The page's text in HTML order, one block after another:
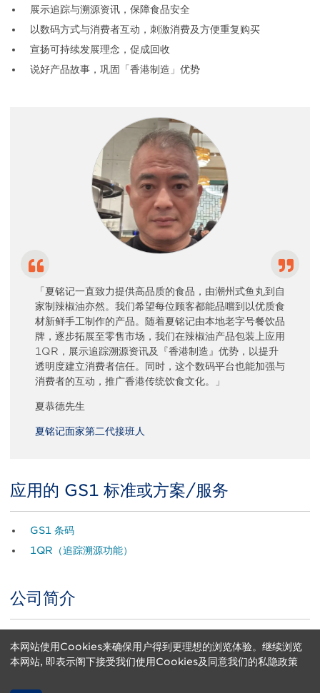
展示追踪与溯源资讯，保障食品安全
以数码方式与消费者互动，刺激消费及方便重复购买
宣扬可持续发展理念，促成回收
说好产品故事，巩固「香港制造」优势
「夏铭记一直致力提供高品质的食品，由潮州式鱼丸到自
家制辣椒油亦然。我们希望每位顾客都能品嚐到以优质食
材新鲜手工制作的产品。随着夏铭记由本地老字号餐饮品
牌，逐步拓展至零售市场，我们在辣椒油产品包装上应用
1QR，展示追踪溯源资讯及『香港制造』优势，以提升
透明度建立消费者信任。同时，这个数码平台也能加强与
消费者的互动，推广香港传统饮食文化。」
夏恭德先生
夏铭记面家第二代接班人
Title
应用的 GS1 标准或方案/服务
BodyGS1 条码
1QR（追踪溯源功能）
Title
公司简介
滑鱼肉与浓郁鲜味，成为港人与遊客必食的街头美食。分店遍佈坚尼
地城、炮台山、上环、佐敦，方便随时品尝。
本网站使用Cookies来确保用户得到更理想的浏览体验。继续浏览
本网站, 即表示阁下接受我们使用Cookies及同意我们的私隐政策